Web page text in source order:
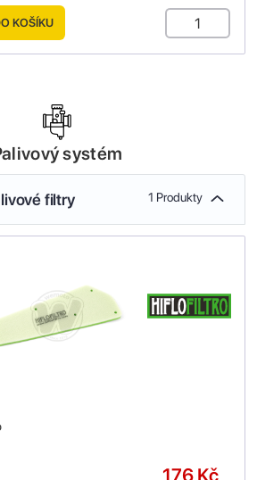
KOŠÍKU
systém
filtry 1 Produkty
176 Kč